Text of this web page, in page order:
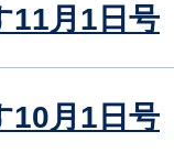
11月1日号
10月1日号